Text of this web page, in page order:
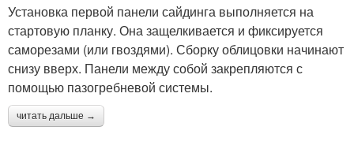
Установка первой панели сайдинга выполняется на
стартовую планку. Она защелкивается и фиксируется
саморезами (или гвоздями). Сборку облицовки начинают
снизу вверх. Панели между собой закрепляются с
помощью пазогребневой системы.
читать дальше →